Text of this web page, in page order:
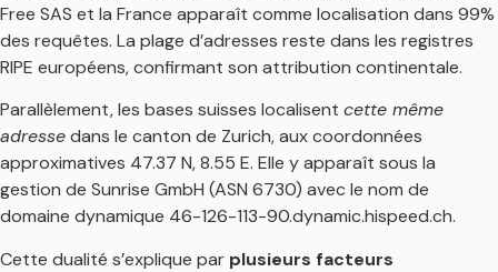
Free SAS et la France apparaît comme localisation dans 99%
des requêtes. La plage d’adresses reste dans les registres
RIPE européens, confirmant son attribution continentale.
Parallèlement, les bases suisses localisent cette même
adressedans le canton de Zurich, aux coordonnées
approximatives 47.37 N, 8.55 E. Elle y apparaît sous la
gestion de Sunrise GmbH (ASN 6730) avec le nom de
domaine dynamique 46-126-113-90.dynamic.hispeed.ch.
Cette dualité s’explique par plusieurs facteurs